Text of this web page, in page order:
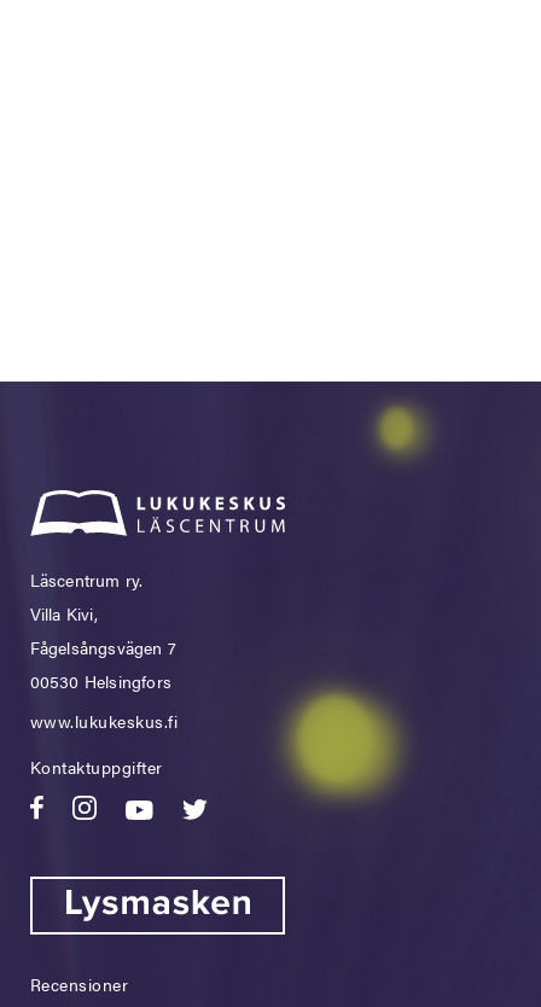
Läscentrum ry.
Villa Kivi,
Fågelsångsvägen 7
00530 Helsingfors
www.lukukeskus.fi
Kontaktuppgifter
Recensioner